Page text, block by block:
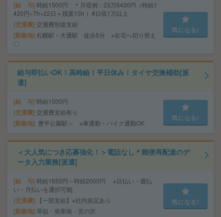
給 与 時給1500円 ＊月収例：23万6430円（時給1
420円×7h×22日＋残業10h ）#日収1万以上
交通費 交通費別途支給
勤務地 札幌駅・大通駅 徒歩5分 ※在宅へ切り替え
〇
気になる!
給与即払いOK！高時給！平日休み！タイヤ交換補助[派
遣]
給 与 時給1500円
交通費 交通費支給有り
勤務地 豊平公園駅～ ※車通勤・バイク通勤OK
気になる!
＜大人気につき応募強化！＞電話なし＊郵便再配達のデ
ータ入力業務[派遣]
給 与 時給1650円～時給2000円 ※日払い・週払
い・月払いを選択可能
交通費 【一部支給】※社内規定あり
勤務地 琴似・発寒南・宮の沢
気になる!